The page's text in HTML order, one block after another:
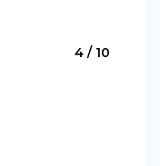
4 / 10